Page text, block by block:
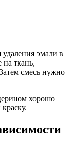
удаления эмали в
ткань,
смесь нужно
хорошо